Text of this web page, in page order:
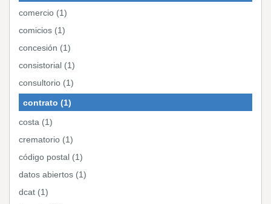
comercio (1)
comicios (1)
concesión (1)
consistorial (1)
consultorio (1)
contrato (1)
costa (1)
crematorio (1)
código postal (1)
datos abiertos (1)
dcat (1)